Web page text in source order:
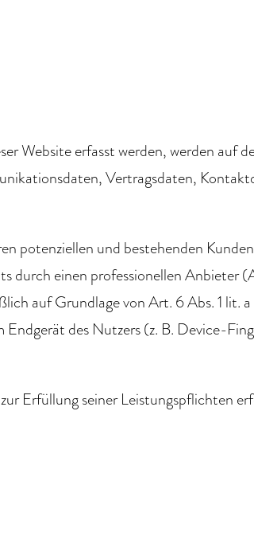
Website erfasst werden, werden auf
Vertragsdaten,
potenziellen und bestehenden
durch einen professionellen Anbieter
auf Grundlage von Art. 6 Abs. 1 lit.
des Nutzers (z. B. Device-
Erfüllung seiner Leistungspflichten